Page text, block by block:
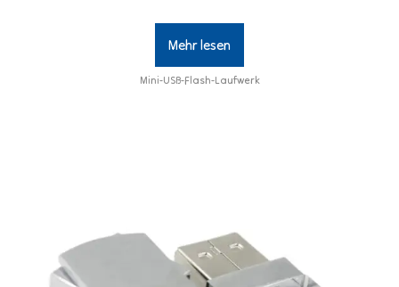
Mehr lesen
Mini-USB-Flash-Laufwerk